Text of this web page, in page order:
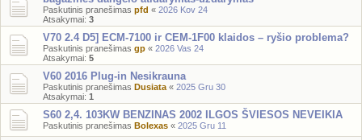
Paskutinis pranešimas pfd « 2026 Kov 24
Atsakymai: 3
V70 2.4 D5] ECM-7100 ir CEM-1F00 klaidos – ryšio problema?
Paskutinis pranešimas gp « 2026 Vas 24
Atsakymai: 5
V60 2016 Plug-in Nesikrauna
Paskutinis pranešimas Dusiata « 2025 Gru 30
Atsakymai: 1
S60 2,4. 103KW BENZINAS 2002 ILGOS ŠVIESOS NEVEIKIA
Paskutinis pranešimas Bolexas « 2025 Gru 11